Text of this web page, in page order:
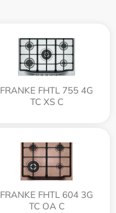
FRANKE FHTL 755 4G
TC XS C
FRANKE FHTL 604 3G
TC OA C